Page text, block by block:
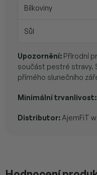
Bílkoviny
Sůl
Upozornění: Přírodní
součást pestré stravy.
přímého slunečního
Minimální trvanlivost:
Distributor: AjemFiT